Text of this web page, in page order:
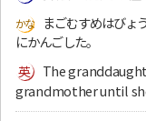
まごむすめはびょ
にかんごした。
The
grandmother until